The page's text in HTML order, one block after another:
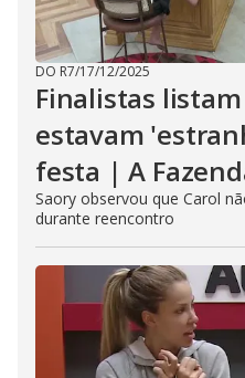
DO R7/17/12/2025
Finalistas
estavam
festa | A
Saory observou que Carol
durante reencontro